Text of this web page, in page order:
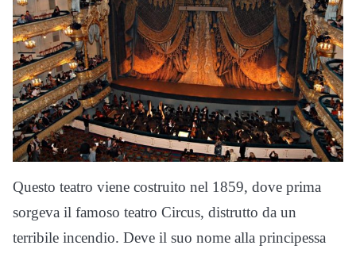
Questo teatro viene costruito nel 1859, dove prima
sorgeva il famoso teatro Circus, distrutto da un
terribile incendio. Deve il suo nome alla principessa